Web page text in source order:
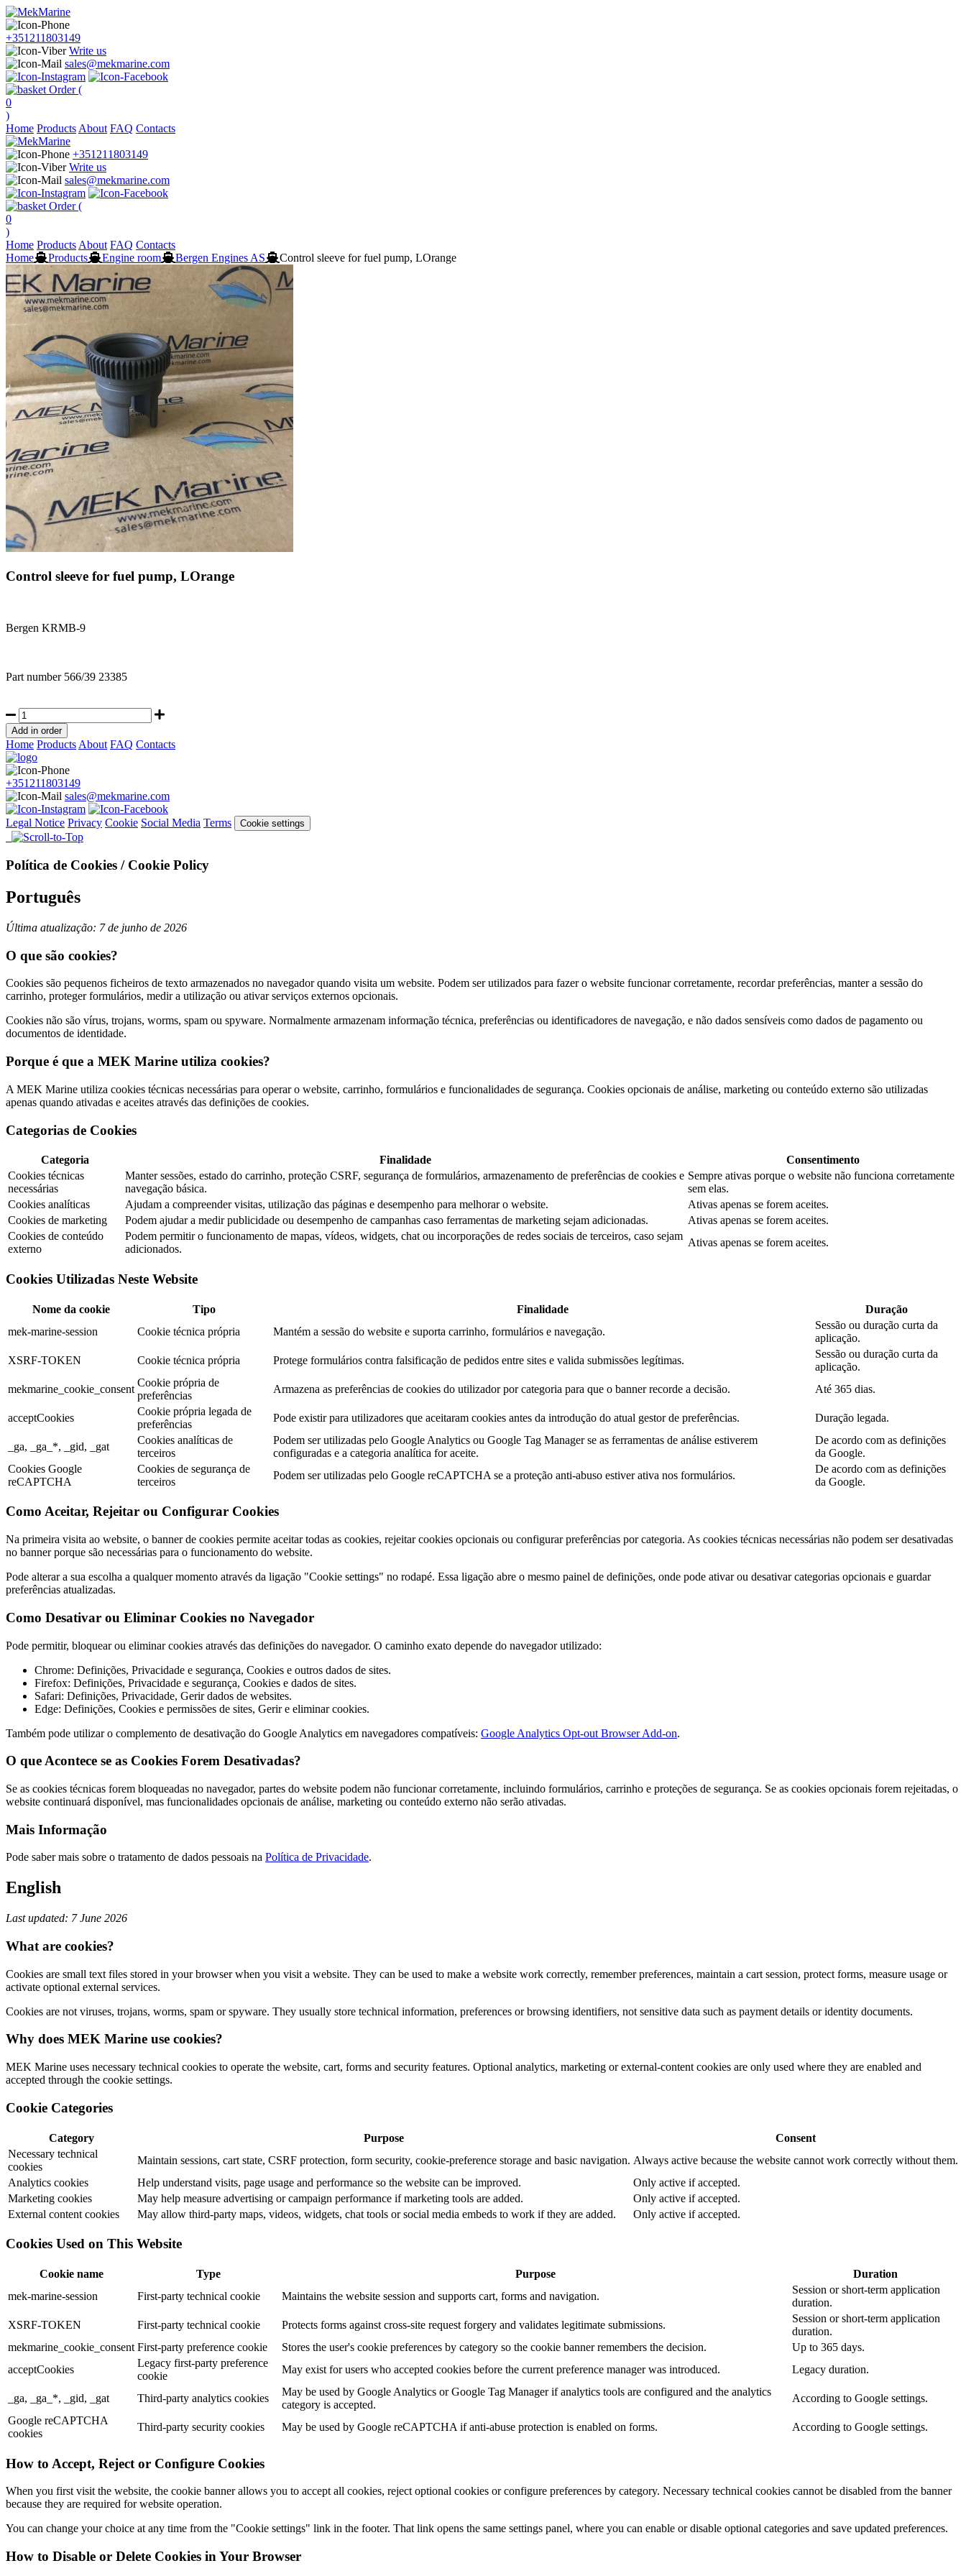
+351211803149
Write us
sales@mekmarine.com
Order (
0
)
Home Products About FAQ Contacts
+351211803149
Write us
sales@mekmarine.com
Order (
0
)
Home Products About FAQ Contacts
Home
Products Engine room Bergen Engines AS Control sleeve for fuel pump, LOrange
Control sleeve for fuel pump, LOrange
Bergen KRMB-9
Part number 566/39 23385
Home ProductsAbout FAQ Contacts
+351211803149
sales@mekmarine.com
Legal Notice Privacy Cookie Social Media Terms Cookie settings
Política de Cookies / Cookie Policy
Português
Última atualização: 7 de junho de 2026
O que são cookies?
Cookies são pequenos ficheiros de texto armazenados no navegador quando visita um website. Podem ser utilizados para fazer o website funcionar corretamente, recordar preferências, manter a sessão do
carrinho, proteger formulários, medir a utilização ou ativar serviços externos opcionais.
Cookies não são vírus, trojans, worms, spam ou spyware. Normalmente armazenam informação técnica, preferências ou identificadores de navegação, e não dados sensíveis como dados de pagamento ou
documentos de identidade.
Porque é que a MEK Marine utiliza cookies?
A MEK Marine utiliza cookies técnicas necessárias para operar o website, carrinho, formulários e funcionalidades de segurança. Cookies opcionais de análise, marketing ou conteúdo externo são utilizadas
apenas quando ativadas e aceites através das definições de cookies.
Categorias de Cookies
Categoria Finalidade
Consentimento
Cookies técnicas
necessárias
Manter sessões, estado do carrinho, proteção CSRF, segurança de formulários, armazenamento de preferências de cookies e
navegação básica.
Sempre ativas porque o website não funciona corretamente
sem elas.
Cookies analíticas
Ajudam a compreender visitas, utilização das páginas e desempenho para melhorar o website.
Ativas apenas se forem aceites.
Cookies de marketing
Podem ajudar a medir publicidade ou desempenho de campanhas caso ferramentas de marketing sejam adicionadas.
Ativas apenas se forem aceites.
Cookies de conteúdo
externo
Podem permitir o funcionamento de mapas, vídeos, widgets, chat ou incorporações de redes sociais de terceiros, caso sejam
adicionados.
Ativas apenas se forem aceites.
Cookies Utilizadas Neste Website
Nome da cookie Tipo Finalidade
Duração
mek-marine-session
Cookie técnica própria Mantém a sessão do website e suporta carrinho, formulários e navegação.
Sessão ou duração curta da
aplicação.
XSRF-TOKEN
Cookie técnica própria Protege formulários contra falsificação de pedidos entre sites e valida submissões legítimas.
Sessão ou duração curta da
aplicação.
mekmarine_cookie_consent
Cookie própria de
preferências
Armazena as preferências de cookies do utilizador por categoria para que o banner recorde a decisão. Até 365 dias.
acceptCookies
Cookie própria legada de
preferências
Pode existir para utilizadores que aceitaram cookies antes da introdução do atual gestor de preferências. Duração legada.
_ga, _ga_*, _gid, _gat
Cookies analíticas de
terceiros
Podem ser utilizadas pelo Google Analytics ou Google Tag Manager se as ferramentas de análise estiverem
configuradas e a categoria analítica for aceite.
De acordo com as definições
da Google.
Cookies Google
reCAPTCHA
Cookies de segurança de
terceiros
Podem ser utilizadas pelo Google reCAPTCHA se a proteção anti-abuso estiver ativa nos formulários.
De acordo com as definições
da Google.
Como Aceitar, Rejeitar ou Configurar Cookies
Na primeira visita ao website, o banner de cookies permite aceitar todas as cookies, rejeitar cookies opcionais ou configurar preferências por categoria. As cookies técnicas necessárias não podem ser desativadas
no banner porque são necessárias para o funcionamento do website.
Pode alterar a sua escolha a qualquer momento através da ligação "Cookie settings" no rodapé. Essa ligação abre o mesmo painel de definições, onde pode ativar ou desativar categorias opcionais e guardar
preferências atualizadas.
Como Desativar ou Eliminar Cookies no Navegador
Pode permitir, bloquear ou eliminar cookies através das definições do navegador. O caminho exato depende do navegador utilizado:
Chrome: Definições, Privacidade e segurança, Cookies e outros dados de sites.
Firefox: Definições, Privacidade e segurança, Cookies e dados de sites.
Safari: Definições, Privacidade, Gerir dados de websites.
Edge: Definições, Cookies e permissões de sites, Gerir e eliminar cookies.
Também pode utilizar o complemento de desativação do Google Analytics em navegadores compatíveis: Google Analytics Opt-out Browser Add-on.
O que Acontece se as Cookies Forem Desativadas?
Se as cookies técnicas forem bloqueadas no navegador, partes do website podem não funcionar corretamente, incluindo formulários, carrinho e proteções de segurança. Se as cookies opcionais forem rejeitadas, o
website continuará disponível, mas funcionalidades opcionais de análise, marketing ou conteúdo externo não serão ativadas.
Mais Informação
Pode saber mais sobre o tratamento de dados pessoais na Política de Privacidade.
English
Last updated: 7 June 2026
What are cookies?
Cookies are small text files stored in your browser when you visit a website. They can be used to make a website work correctly, remember preferences, maintain a cart session, protect forms, measure usage or
activate optional external services.
Cookies are not viruses, trojans, worms, spam or spyware. They usually store technical information, preferences or browsing identifiers, not sensitive data such as payment details or identity documents.
Why does MEK Marine use cookies?
MEK Marine uses necessary technical cookies to operate the website, cart, forms and security features. Optional analytics, marketing or external-content cookies are only used where they are enabled and
accepted through the cookie settings.
Cookie Categories
Category Purpose
Consent
Necessary technical
cookies
Maintain sessions, cart state, CSRF protection, form security, cookie-preference storage and basic navigation. Always active because the website cannot work correctly without them.
Analytics cookies
Help understand visits, page usage and performance so the website can be improved.
Only active if accepted.
Marketing cookies
May help measure advertising or campaign performance if marketing tools are added.
Only active if accepted.
External content cookies
May allow third-party maps, videos, widgets, chat tools or social media embeds to work if they are added. Only active if accepted.
Cookies Used on This Website
Cookie name Type Purpose
Duration
mek-marine-session
First-party technical cookie Maintains the website session and supports cart, forms and navigation.
Session or short-term application
duration.
XSRF-TOKEN
First-party technical cookie Protects forms against cross-site request forgery and validates legitimate submissions.
Session or short-term application
duration.
mekmarine_cookie_consent First-party preference cookie Stores the user's cookie preferences by category so the cookie banner remembers the decision.
Up to 365 days.
acceptCookies
Legacy first-party preference
cookie
May exist for users who accepted cookies before the current preference manager was introduced. Legacy duration.
_ga, _ga_*, _gid, _gat Third-party analytics cookies
May be used by Google Analytics or Google Tag Manager if analytics tools are configured and the analytics
category is accepted.
According to Google settings.
Google reCAPTCHA
cookies
Third-party security cookies May be used by Google reCAPTCHA if anti-abuse protection is enabled on forms. According to Google settings.
How to Accept, Reject or Configure Cookies
When you first visit the website, the cookie banner allows you to accept all cookies, reject optional cookies or configure preferences by category. Necessary technical cookies cannot be disabled from the banner
because they are required for website operation.
You can change your choice at any time from the "Cookie settings" link in the footer. That link opens the same settings panel, where you can enable or disable optional categories and save updated preferences.
How to Disable or Delete Cookies in Your Browser